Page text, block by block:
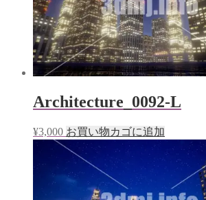
Architecture_0092-L
¥3,000 お買い物カゴに追加